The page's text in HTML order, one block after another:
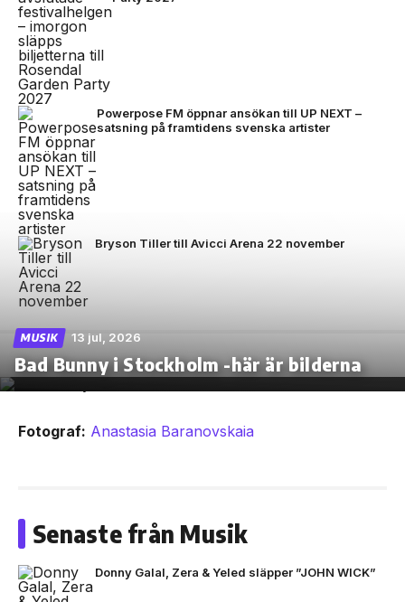
Powerpose FM öppnar ansökan till UP NEXT –
satsning på framtidens svenska artister
Bryson Tiller till Avicci Arena 22 november
MUSIK 13 jul, 2026
Bad Bunny i Stockholm -här är bilderna
Fotograf: Anastasia Baranovskaia
Senaste från Musik
Donny Galal, Zera & Yeled släpper ”JOHN WICK”